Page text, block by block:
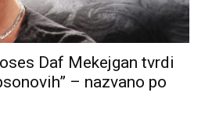
Daf Mekejgan tvrdi
– nazvano po